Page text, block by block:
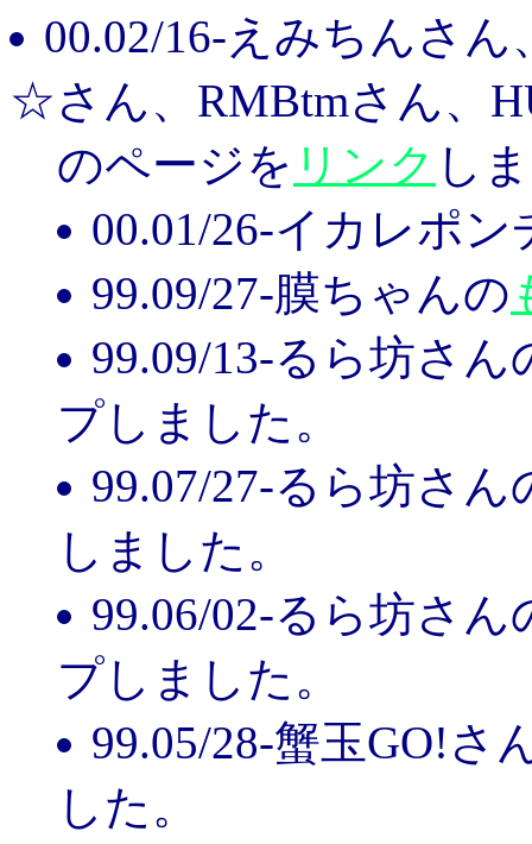
00.02/16-えみちんさ
☆さん、RMBtmさん、
のページを リンク し
00.01/26-イカレポン
99.09/27-膜ちゃんの
99.09/13-るら坊さん
プしました。
99.07/27-るら坊さん
しました。
99.06/02-るら坊さん
プしました。
99.05/28-蟹玉GO!さ
した。